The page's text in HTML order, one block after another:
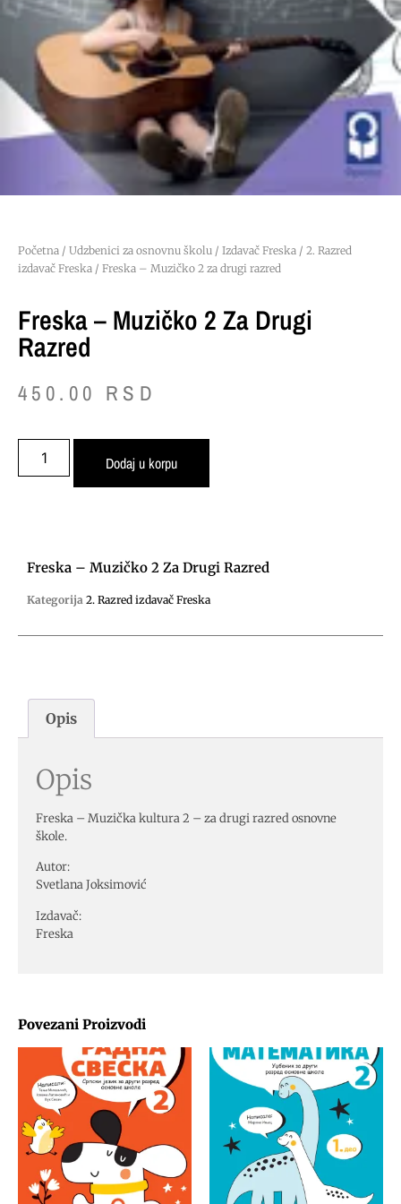
Početna / Udzbenici za osnovnu školu / Izdavač Freska / 2. Razred
izdavač Freska / Freska – Muzičko 2 za drugi razred
Freska – Muzičko 2 Za Drugi
Razred
450.00 RSD
Dodaj u korpu
Povezani Proizvodi
Freska – Muzičko 2 Za Drugi Razred
Kategorija 2. Razred izdavač Freska
Opis
Opis
Freska – Muzička kultura 2 – za drugi razred osnovne
škole.
Autor:
Svetlana Joksimović
Izdavač:
Freska